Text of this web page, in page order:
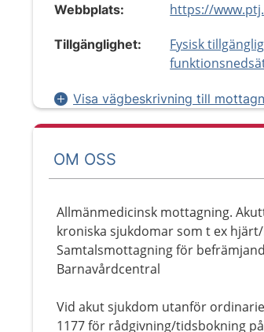
Webbplats:
Tillgänglighet:
Fysisk
Visa vägbeskrivning till
OM OSS
Allmänmedicinsk mottagning.
kroniska sjukdomar som t ex
Samtalsmottagning för
Barnavårdcentral
Vid akut sjukdom utanför
1177 för rådgivning/tidsbokning